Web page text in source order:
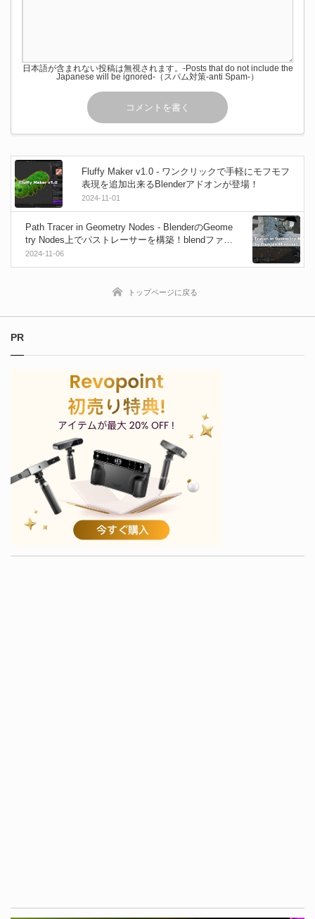
日本語が含まれない投稿は無視されます。-Posts that do not include the
Japanese will be ignored-（スパム対策-anti Spam-）
Fluffy Maker v1.0 - ワンクリックで手軽にモフモフ
表現を追加出来るBlenderアドオンが登場！
2024-11-01
Path Tracer in Geometry Nodes - BlenderのGeome
try Nodes上でパストレーサーを構築！blendファイ
ルが無料配布中！
2024-11-06
トップページに戻る
PR